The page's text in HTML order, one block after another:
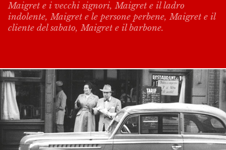
Maigret e i vecchi signori, Maigret e il ladro
indolente, Maigret e le persone perbene, Maigret e il
cliente del sabato, Maigret e il barbone.